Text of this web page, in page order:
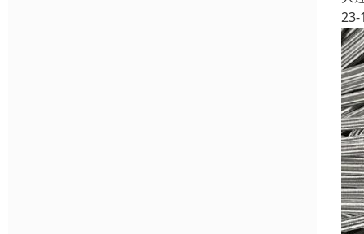
23-